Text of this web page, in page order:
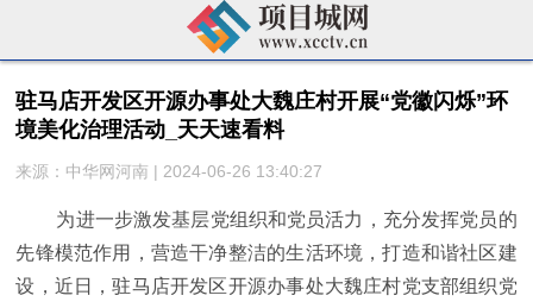
驻马店开发区开源办事处大魏庄村开展“党徽闪烁”环
境美化治理活动_天天速看料
来源：中华网河南 | 2024-06-26 13:40:27
为进一步激发基层党组织和党员活力，充分发挥党员的
先锋模范作用，营造干净整洁的生活环境，打造和谐社区建
设，近日，驻马店开发区开源办事处大魏庄村党支部组织党